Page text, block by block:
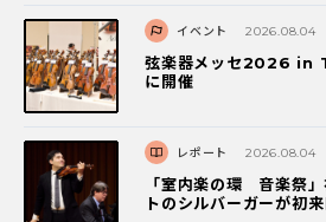
イベント 2026.08.04
弦楽器メッセ2026 in
に開催
レポート 2026.08.04
「室内楽の環 音楽祭
トのシルバーガーが初